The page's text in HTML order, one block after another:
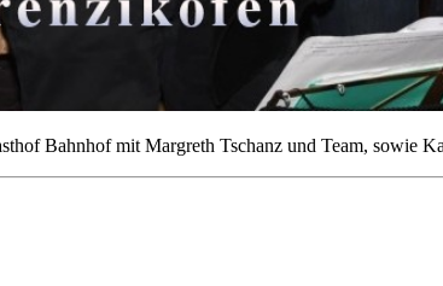
Bahnhof mit Margreth Tschanz und Team, sowie